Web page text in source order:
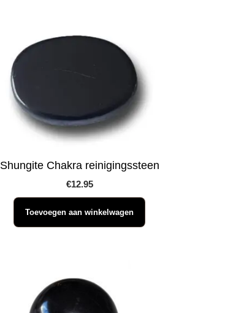
Shungite Chakra reinigingssteen
€12.95
Toevoegen aan winkelwagen